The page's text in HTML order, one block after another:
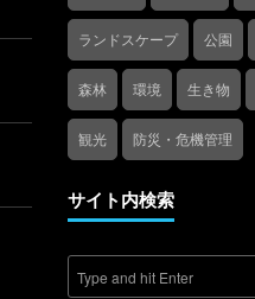
ランドスケープ 公園
森林 環境 生き物
観光 防災・危機管理
サイト内検索